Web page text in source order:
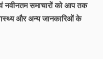
समाचारों को आप तक
और अन्य जानकारिओं के